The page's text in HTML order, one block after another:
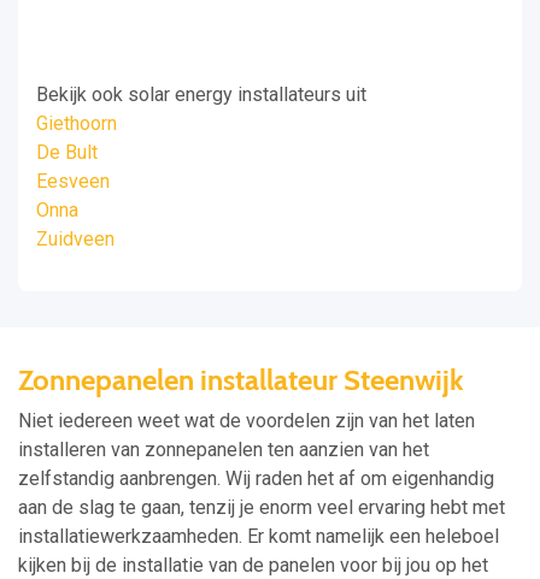
Bekijk ook solar energy installateurs uit
Giethoorn
De Bult
Eesveen
Onna
Zuidveen
Zonnepanelen installateur Steenwijk
Niet iedereen weet wat de voordelen zijn van het laten
installeren van zonnepanelen ten aanzien van het
zelfstandig aanbrengen. Wij raden het af om eigenhandig
aan de slag te gaan, tenzij je enorm veel ervaring hebt met
installatiewerkzaamheden. Er komt namelijk een heleboel
kijken bij de installatie van de panelen voor bij jou op het